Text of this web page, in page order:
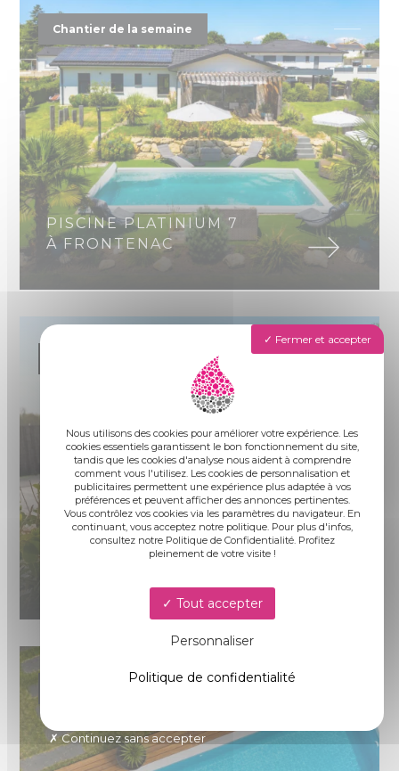
Chantier de la semaine
PISCINE PLATINIUM 7
À FRONTENAC
OUVERTURE AGENCE
Univers piscines
Fermer et accepter
Nous utilisons des cookies pour améliorer votre expérience. Les
cookies essentiels garantissent le bon fonctionnement du site,
tandis que les cookies d'analyse nous aident à comprendre
comment vous l'utilisez. Les cookies de personnalisation et
publicitaires permettent une expérience plus adaptée à vos
préférences et peuvent afficher des annonces pertinentes.
Vous contrôlez vos cookies via les paramètres du navigateur. En
continuant, vous acceptez notre politique. Pour plus d'infos,
consultez notre Politique de Confidentialité. Profitez
pleinement de votre visite !
Tout accepter
Personnaliser
Politique de confidentialité
Continuez sans accepter